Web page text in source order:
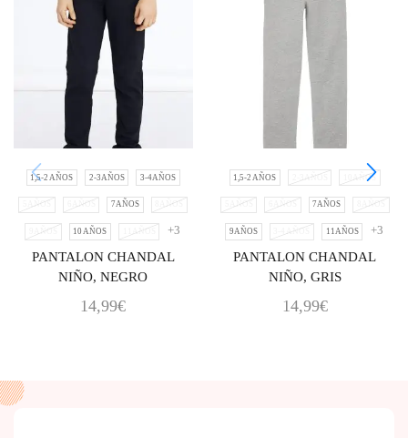
1,5-2 AÑOS 2-3AÑOS 3-4AÑOS
5AÑOS 6AÑOS 7AÑOS 8AÑOS
9AÑOS 10 AÑOS 11AÑOS +3
PANTALON CHANDAL
NIÑO, NEGRO
14,99€
1,5-2 AÑOS 2-3AÑOS 10AÑOS
5AÑOS 6AÑOS 7AÑOS 8AÑOS
9AÑOS 3-4 AÑOS 11AÑOS +3
PANTALON CHANDAL
NIÑO, GRIS
14,99€